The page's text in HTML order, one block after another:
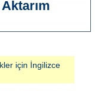
için İngilizce